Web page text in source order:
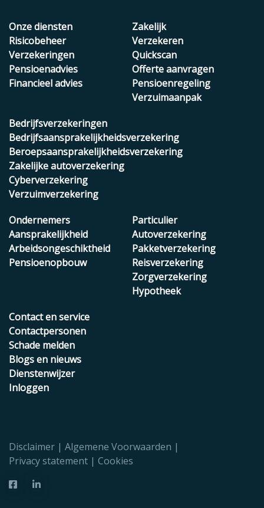
Onze diensten
Risicobeheer
Verzekeringen
Pensioenadvies
Financieel advies
Zakelijk
Verzekeren
Quickscan
Offerte aanvragen
Pensioenregeling
Verzuimaanpak
Bedrijfsverzekeringen
Bedrijfsaansprakelijkheidsverzekering
Beroepsaansprakelijkheidsverzekering
Zakelijke autoverzekering
Cyberverzekering
Verzuimverzekering
Ondernemers
Aansprakelijkheid
Arbeidsongeschiktheid
Pensioenopbouw
Particulier
Autoverzekering
Pakketverzekering
Reisverzekering
Zorgverzekering
Hypotheek
Contact en service
Contactpersonen
Schade melden
Blogs en nieuws
Dienstenwijzer
Inloggen
Disclaimer
Algemene Voorwaarden
Privacy statement
Cookies